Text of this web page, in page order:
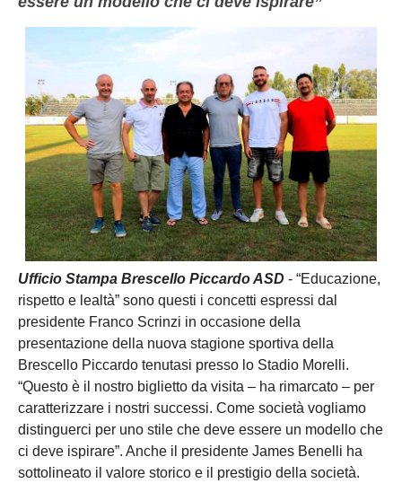
Ufficio Stampa Brescello Piccardo ASD - “Educazione,
rispetto e lealtà” sono questi i concetti espressi dal
presidente Franco Scrinzi in occasione della
presentazione della nuova stagione sportiva della
Brescello Piccardo tenutasi presso lo Stadio Morelli.
“Questo è il nostro biglietto da visita – ha rimarcato – per
caratterizzare i nostri successi. Come società vogliamo
distinguerci per uno stile che deve essere un modello che
ci deve ispirare”. Anche il presidente James Benelli ha
sottolineato il valore storico e il prestigio della società.